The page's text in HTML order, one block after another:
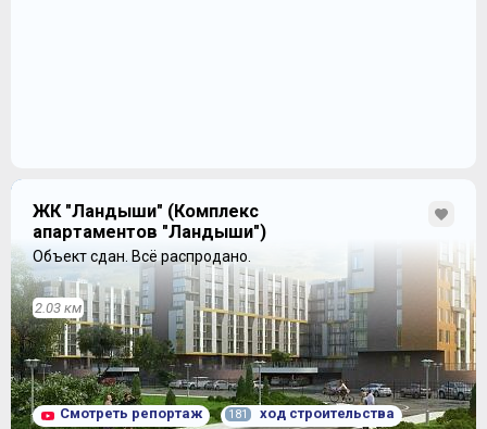
ЖК "Ландыши" (Комплекс
апартаментов "Ландыши")
Объект сдан. Всё распродано.
2.03 км
Смотреть репортаж 181 ход строительства